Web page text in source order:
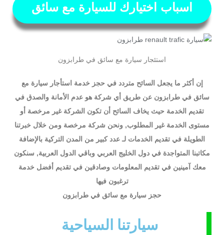
اسباب اختيارك للسيارة مع سائق
استئجار سيارة مع سائق في طرابزون​
إن أكثر ما يجعل السائح متردد في حجز خدمة استأجار سيارة مع
سائق في طرابزون عن طريق أي شركة هو عدم الأمانة والصدق في
تقديم الخدمة حيث يخاف السائح أن تكون الشركة غير مرخصة أو
مستوى الخدمة غير المطلوب, ونحن شركة مرخصة ومن خلال خبرتنا
الطويلة في تقديم الخدمات لـ عدد كبير من المدن التركية بالإضافة
مكاتبنا المتواجدة في دول الخليج العربي وباقي الدول العربية, سنكون
معك آمينين في تقديم المعلومات وصادقين في تقديم أفضل خدمة
ترغبون فيها
حجز سيارة مع سائق في طرابزون
سيارتنا السياحية